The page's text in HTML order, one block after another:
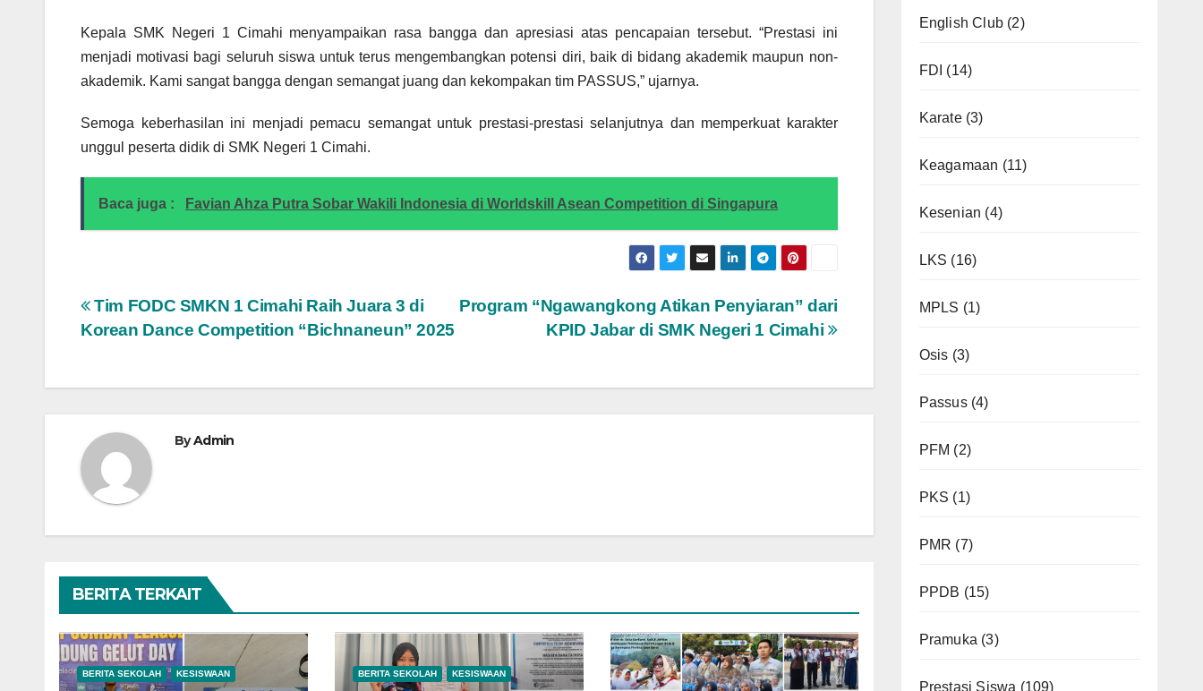
Kepala SMK Negeri 1 Cimahi menyampaikan rasa bangga dan apresiasi atas pencapaian tersebut. “Prestasi ini
menjadi motivasi bagi seluruh siswa untuk terus mengembangkan potensi diri, baik di bidang akademik maupun non-
akademik. Kami sangat bangga dengan semangat juang dan kekompakan tim PASSUS,” ujarnya.
Semoga keberhasilan ini menjadi pemacu semangat untuk prestasi-prestasi selanjutnya dan memperkuat karakter
unggul peserta didik di SMK Negeri 1 Cimahi.
Baca juga : Favian Ahza Putra Sobar Wakili Indonesia di Worldskill Asean Competition di Singapura
Post
Program “Ngawangkong Atikan Penyiaran” dari
KPID Jabar di SMK Negeri 1 Cimahi
Tim FODC SMKN 1 Cimahi Raih Juara 3 di
Korean Dance Competition “Bichnaneun” 2025
ByAdmin
BERITA TERKAIT
BERITA SEKOLAH KESISWAAN BERITA SEKOLAH KESISWAAN
English Club(2)
FDI (14)
Karate(3)
Keagamaan (11)
Kesenian (4)
LKS (16)
MPLS (1)
Osis (3)
Passus(4)
PFM (2)
PKS (1)
PMR (7)
PPDB (15)
Pramuka (3)
Prestasi Siswa (109)